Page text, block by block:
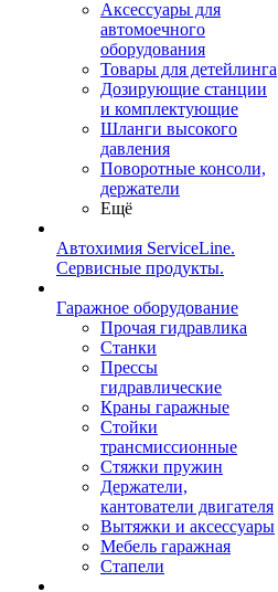
Аксессуары для
автомоечного
оборудования
Товары для детейлинга
Дозирующие станции
и комплектующие
Шланги высокого
давления
Поворотные консоли,
держатели
Ещё
Автохимия ServiceLine.
Сервисные продукты.
Гаражное оборудование
Прочая гидравлика
Станки
Прессы
гидравлические
Краны гаражные
Стойки
трансмиссионные
Стяжки пружин
Держатели,
кантователи двигателя
Вытяжки и аксессуары
Мебель гаражная
Стапели